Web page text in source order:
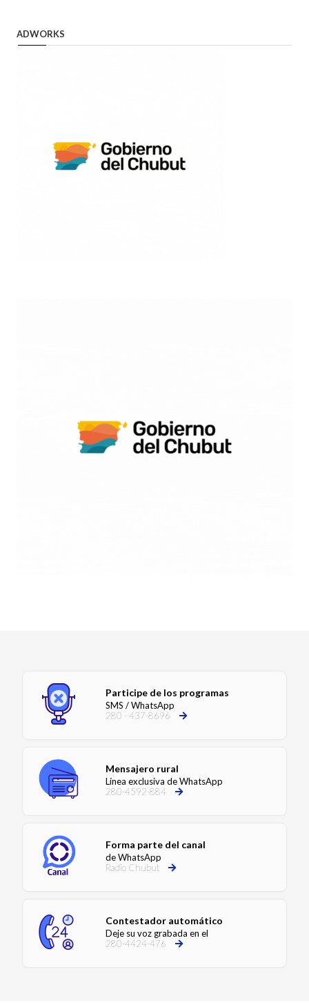
ADWORKS
Participe de los programas
SMS / WhatsApp
280 - 437-8696
Mensajero rural
Línea exclusiva de WhatsApp
280-4592-884
Forma parte del canal
de WhatsApp
Radio Chubut
Contestador automático
Deje su voz grabada en el
280-4424-476